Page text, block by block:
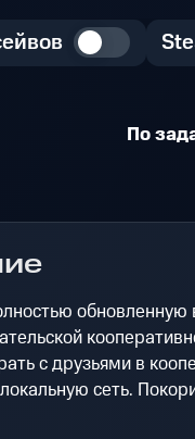
По
обновленную
с друзьями в
сеть.